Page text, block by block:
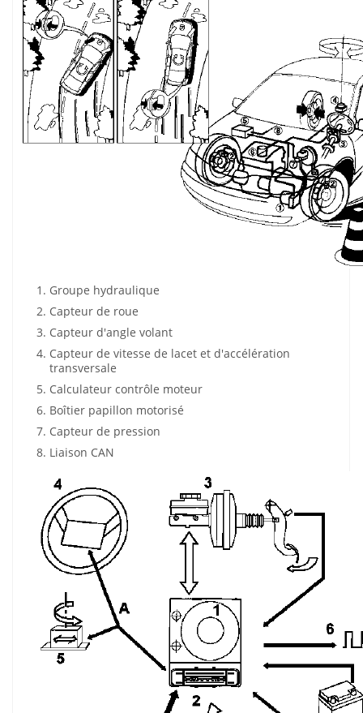
Groupe hydraulique
Capteur de roue
Capteur d'angle volant
Capteur de vitesse de lacet et d'accélération
transversale
Calculateur contrôle moteur
Boîtier papillon motorisé
Capteur de pression
Liaison CAN